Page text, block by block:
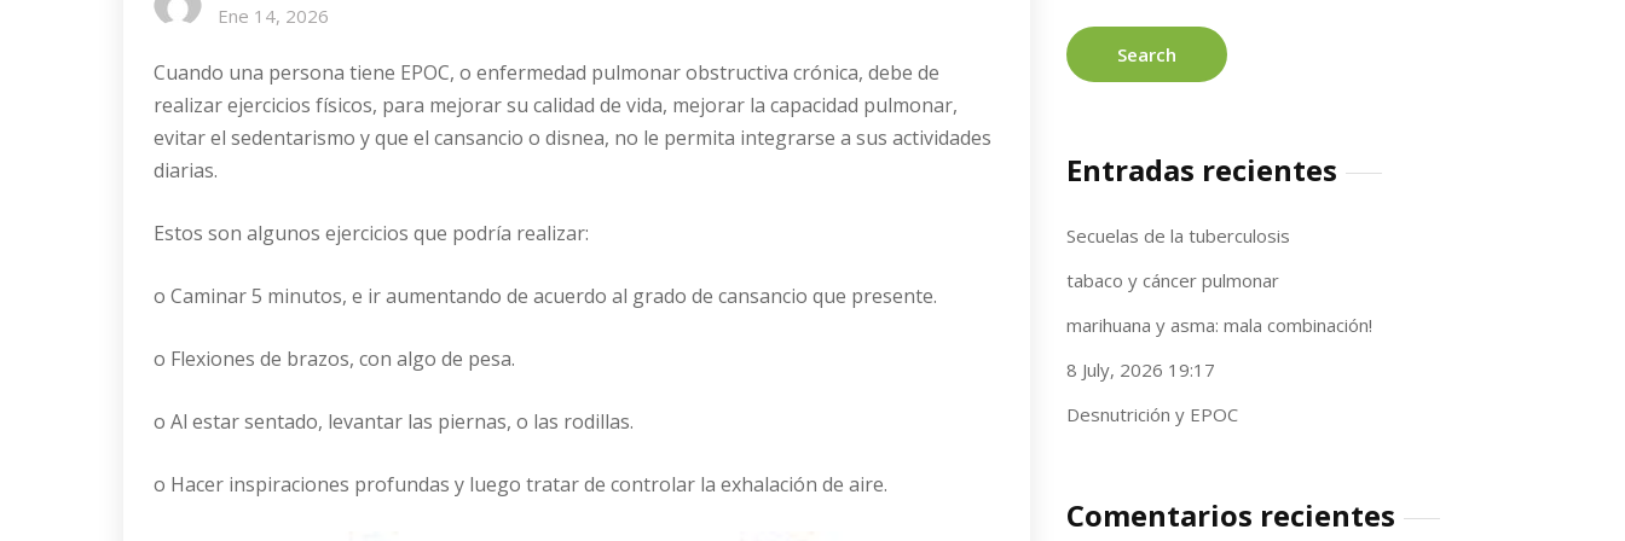
Ene 14, 2026
Cuando una persona tiene EPOC, o enfermedad pulmonar obstructiva crónica, debe de
realizar ejercicios físicos, para mejorar su calidad de vida, mejorar la capacidad pulmonar,
evitar el sedentarismo y que el cansancio o disnea, no le permita integrarse a sus actividades
diarias.
Estos son algunos ejercicios que podría realizar:
o Caminar 5 minutos, e ir aumentando de acuerdo al grado de cansancio que presente.
o Flexiones de brazos, con algo de pesa.
o Al estar sentado, levantar las piernas, o las rodillas.
o Hacer inspiraciones profundas y luego tratar de controlar la exhalación de aire.
Entradas recientes
Secuelas de la tuberculosis
tabaco y cáncer pulmonar
marihuana y asma: mala combinación!
8 July, 2026 19:17
Desnutrición y EPOC
Comentarios recientes